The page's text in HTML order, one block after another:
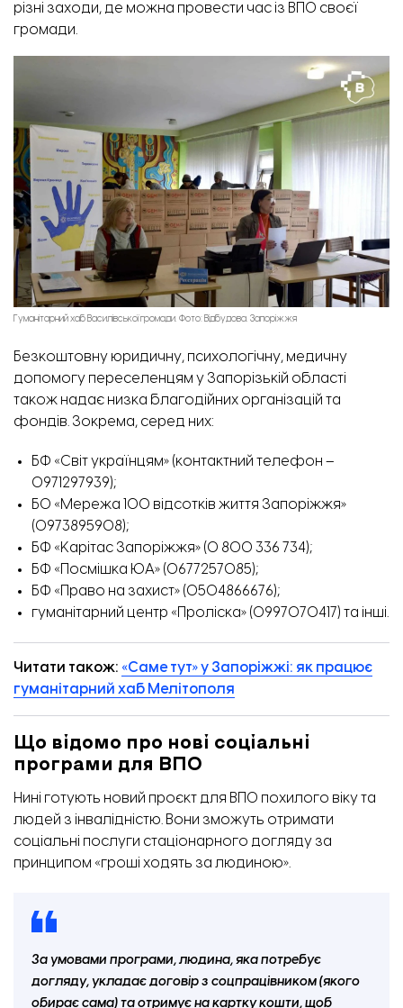
різні заходи, де можна провести час із ВПО своєї
громади.
Гуманітарний хаб Василівської громади. Фото: Відбудова. Запоріжжя
Безкоштовну юридичну, психологічну, медичну
допомогу переселенцям у Запорізькій області
також надає низка благодійних організацій та
фондів. Зокрема, серед них:
БФ «Світ українцям» (контактний телефон –
0971297939);
БО «Мережа 100 відсотків життя Запоріжжя»
(0973895908);
БФ «Карітас Запоріжжя» (0 800 336 734);
БФ «Посмішка ЮА» (0677257085);
БФ «Право на захист» (0504866676);
гуманітарний центр «Проліска» (0997070417) та інші.
Читати також: «Саме тут» у Запоріжжі: як працює
гуманітарний хаб Мелітополя
Що відомо про нові соціальні
програми для ВПО
Нині готують новий проєкт для ВПО похилого віку та
людей з інвалідністю. Вони зможуть отримати
соціальні послуги стаціонарного догляду за
принципом «гроші ходять за людиною».
За умовами програми, людина, яка потребує
догляду, укладає договір з соцпрацівником (якого
обирає сама) та отримує на картку кошти, щоб